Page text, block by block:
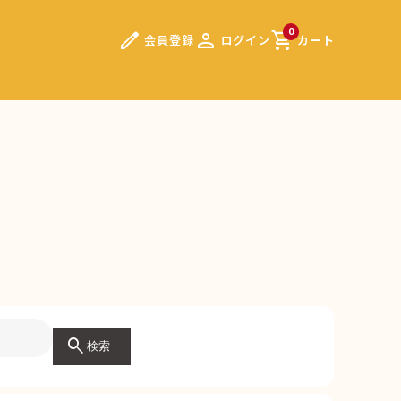
edit 会員登録 person ログイン 0
shopping_cartカート
search 検索